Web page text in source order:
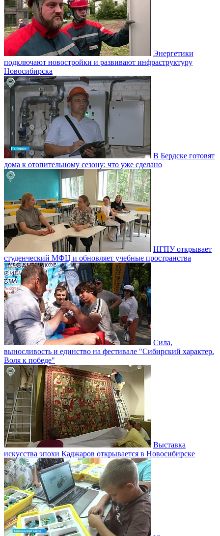
Энергетики
подключают новостройки и развивают инфраструктуру
Новосибирска
В Бердске готовят
дома к отопительному сезону: что уже сделано
НГПУ открывает
студенческий МФЦ и обновляет учебные пространства
Сила,
выносливость и единство на фестивале "Сибирский характер.
Воля к победе"
Выставка
искусства эпохи Каджаров открывается в Новосибирске